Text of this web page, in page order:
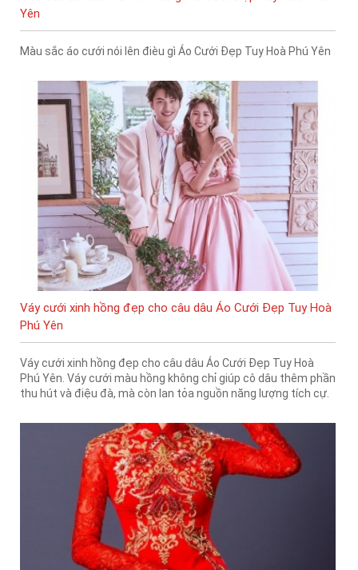
Yên
Màu sắc áo cưới nói lên đièu gì Áo Cưới Đẹp Tuy Hoà Phú Yên
Váy cưới xinh hồng đẹp cho câu dâu Áo Cưới Đẹp Tuy Hoà
Phú Yên
Váy cưới xinh hồng đẹp cho câu dâu Áo Cưới Đẹp Tuy Hoà
Phú Yên. Váy cưới màu hồng không chỉ giúp cô dâu thêm phần
thu hút và điệu đà, mà còn lan tỏa nguồn năng lượng tích cự.